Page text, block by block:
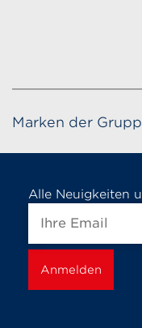
Marken der
Alle Neuigkeiten